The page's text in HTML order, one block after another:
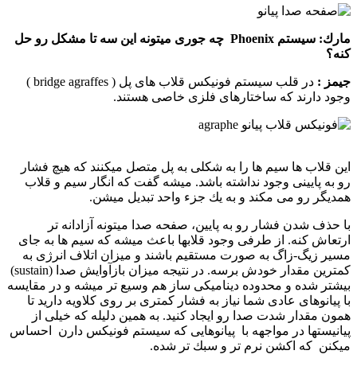
مارك:
سیستم Phoenix چه جوری میتونه این سه تا مشكل رو حل
كنه؟
جیمز :‌
در قلب سیستم فونیكس قلاب های پل ( bridge agraffes )
وجود دارند كه ساختارهای فلزی خاصی هستند.
این قلاب ها سیم ها را به شكلی به پل متصل میكنند كه هیچ فشار
رو به پایینی وجود نداشته باشد. میشه گفت كه انگار سیم و قلاب
همدیگر رو می مكند و به یك جزء واحد تبدیل میشن.
با حذف شدن فشار رو به پایین،‌ صفحه صدا میتونه آزادانه تر
ارتعاش كنه. از طرفی وجود قلابها باعث میشه كه سیم ها به جای
مسیر زیگ-زاگ به صورت مستقیم باشند و میزان اتلاف انرژی به
كمترین مقدار خودش برسه. در نتیجه میزان بازآوایش صدا (sustain)
بیشتر شده و محدوده دینامیكی ساز هم وسیع تر میشه و در مقایسه
با پیانوهای عادی شما نیاز به فشار كمتری بر روی كلاویه دارید تا
همون مقدار شدت صدا رو ایجاد كنید. به همین دلیله كه خیلی از
پیانیستها در مواجهه با پیانوهایی كه سیستم فونیكس دارن احساس
میكنن كه اكشن نرم تر و سبك تر شده.